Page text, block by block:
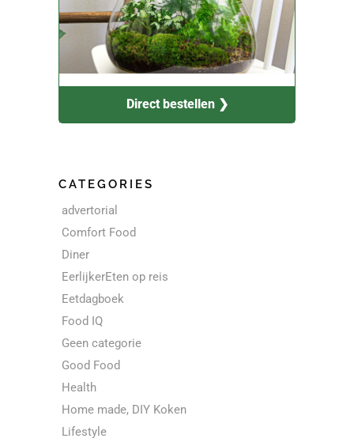
Direct bestellen ❯
CATEGORIES
advertorial
Comfort Food
Diner
EerlijkerEten op reis
Eetdagboek
Food IQ
Geen categorie
Good Food
Health
Home made, DIY Koken
Lifestyle